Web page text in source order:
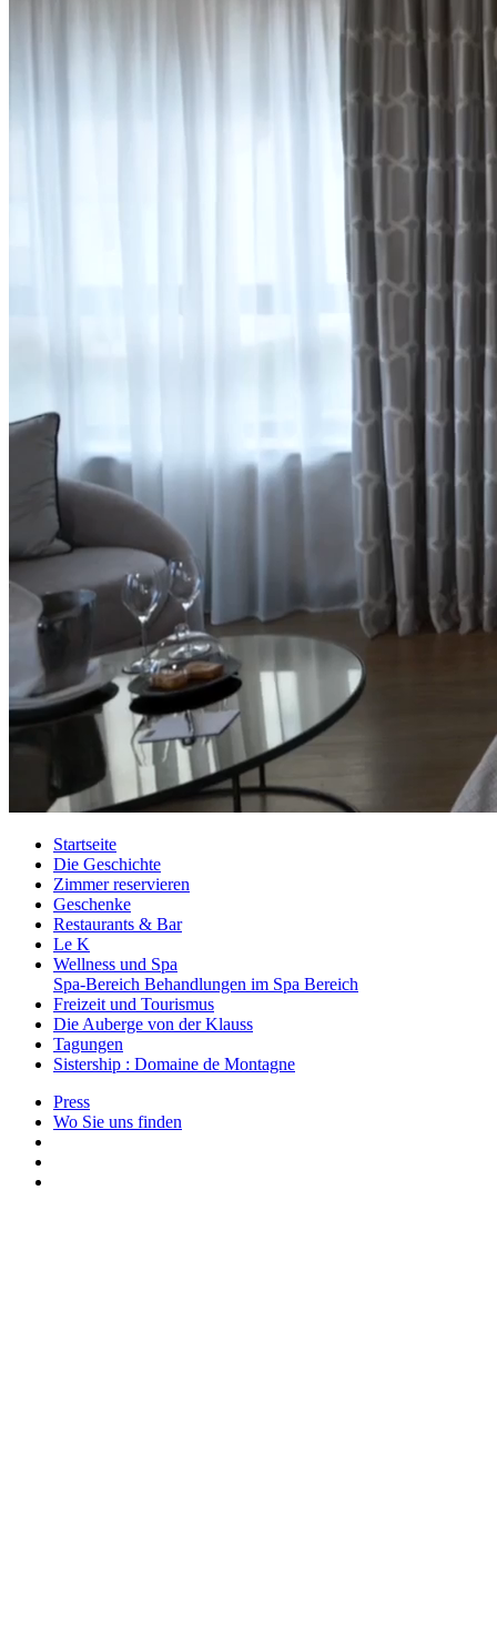
Startseite
Die Geschichte
Zimmer reservieren
Geschenke
Restaurants & Bar
Le K
Wellness und Spa
Spa-Bereich Behandlungen im Spa Bereich
Freizeit und Tourismus
Die Auberge von der Klauss
Tagungen
Sistership : Domaine de Montagne
Press
Wo Sie uns finden